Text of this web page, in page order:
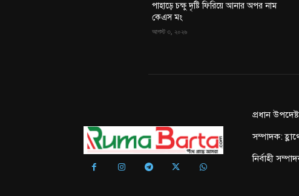
পাহাড়ে চক্ষু দৃষ্টি ফিরিয়ে আনার অপর নাম
কেএস মং
আগস্ট ৩, ২০২৬
প্রধান
সম্পাদক:
নির্বাহী